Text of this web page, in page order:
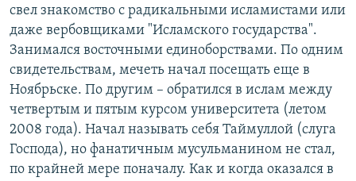
свел знакомство с радикальными исламистами или
даже вербовщиками "Исламского государства".
Занимался восточными единоборствами. По одним
свидетельствам, мечеть начал посещать еще в
Ноябрьске. По другим – обратился в ислам между
четвертым и пятым курсом университета (летом
2008 года). Начал называть себя Таймуллой (слуга
Господа), но фанатичным мусульманином не стал,
по крайней мере поначалу. Как и когда оказался в